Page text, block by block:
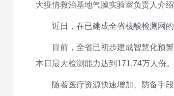
大疫情救治基地气膜实验室负责人介绍
近日，在已建成全省核酸检测网
目前，全省已初步建成智慧化预
本日最大检测能力达到171.74万人份。
随着医疗资源快速增加、防备手